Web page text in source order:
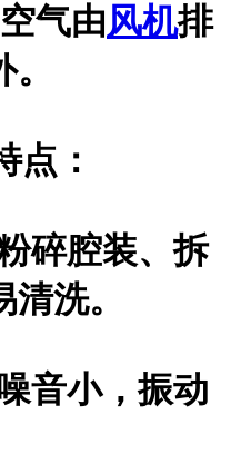
气由风机排
点：
碎腔装、拆
洗。
音小，振动